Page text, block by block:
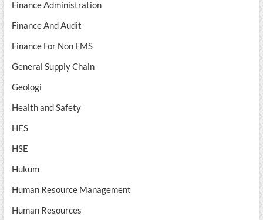
Finance Administration
Finance And Audit
Finance For Non FMS
General Supply Chain
Geologi
Health and Safety
HES
HSE
Hukum
Human Resource Management
Human Resources